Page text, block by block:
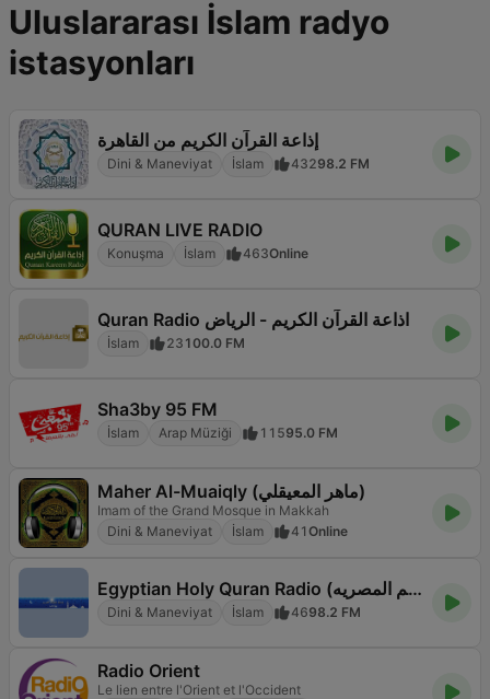
Uluslararası İslam radyo
istasyonları
إذاعة القرآن الكريم من القاهرة
Dini & Maneviyat İslam 43298.2 FM
QURAN LIVE RADIO
Konuşma İslam 463Online
Quran Radio اذاعة القرآن الكريم - الرياض
İslam 23 100.0 FM
Sha3by 95 FM
İslam Arap Müziği 11595.0 FM
Maher Al-Muaiqly (ماهر المعيقلي)
Imam of the Grand Mosque in Makkah
Dini & Maneviyat
İslam 41 Online
Egyptian Holy Quran Radio (اذاعه القرآن الكريم المصريه)
Dini & Maneviyat İslam 4698.2 FM
Radio Orient
Le lien entre l'Orient et l'Occident